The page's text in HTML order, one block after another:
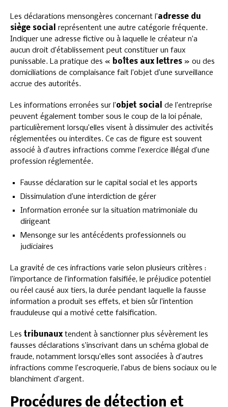
Les déclarations mensongères concernant l’adresse du
siège social
représentent une autre catégorie fréquente.
Indiquer une adresse fictive ou à laquelle le créateur n’a
aucun droit d’établissement peut constituer un faux
punissable. La pratique des « boîtes aux lettres » ou des
domiciliations de complaisance fait l’objet d’une surveillance
accrue des autorités.
Les informations erronées sur l’objet social
de l’entreprise
peuvent également tomber sous le coup de la loi pénale,
particulièrement lorsqu’elles visent à dissimuler des activités
réglementées ou interdites. Ce cas de figure est souvent
associé à d’autres infractions comme l’exercice illégal d’une
profession réglementée.
Fausse déclaration sur le capital social et les apports
Dissimulation d’une interdiction de gérer
Information erronée sur la situation matrimoniale du
dirigeant
Mensonge sur les antécédents professionnels ou
judiciaires
La gravité de ces infractions varie selon plusieurs critères :
l’importance de l’information falsifiée, le préjudice potentiel
ou réel causé aux tiers, la durée pendant laquelle la fausse
information a produit ses effets, et bien sûr l’intention
frauduleuse qui a motivé cette falsification.
Les tribunaux tendent à sanctionner plus sévèrement les
fausses déclarations s’inscrivant dans un schéma global de
fraude, notamment lorsqu’elles sont associées à d’autres
infractions comme l’escroquerie, l’abus de biens sociaux ou le
blanchiment d’argent.
Procédures de détection et